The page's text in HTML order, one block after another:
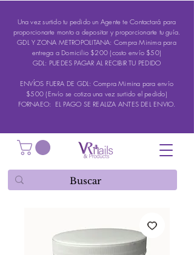
Una vez surtido tu pedido un Agente te Contactará para
proporcionarte monto a depositar y proporcionarte tu guía.
GDL Y ZONA METROPOLITANA: Compra Minima para
entrega a Domicilio $200 (costo envío $50)
GDL: PUEDES PAGAR AL RECIBIR TU PEDIDO
ENVÍOS FUERA DE GDL: Compra Mimina para envío
$500 (Envío se cotiza una vez surtido el pedido)
FORNAEO: EL PAGO SE REALIZA ANTES DEL ENVIO.